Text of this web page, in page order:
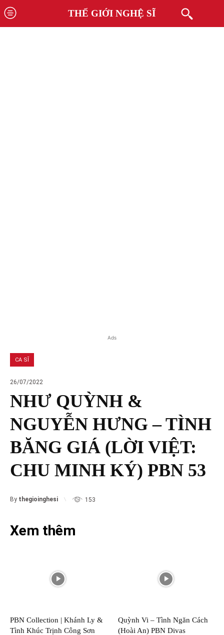
THẾ GIỚI NGHỆ SĨ
Ads
CA SĨ
26/07/2022
NHƯ QUỲNH &
NGUYỄN HƯNG – TÌNH
BĂNG GIÁ (LỜI VIỆT:
CHU MINH KÝ) PBN 53
By thegioinghesi 153
Xem thêm
PBN Collection | Khánh Ly &
Tình Khúc Trịnh Công Sơn
Quỳnh Vi – Tình Ngăn Cách
(Hoài An) PBN Divas